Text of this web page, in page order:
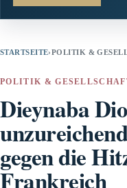
STARTSEITE›POLITIK &
POLITIK &
Dieynaba
gegen die
Frankreich